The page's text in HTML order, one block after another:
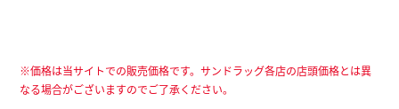
※価格は当サイトでの販売価格です。サンドラッグ各店の店頭価格とは異
なる場合がございますのでご了承ください。